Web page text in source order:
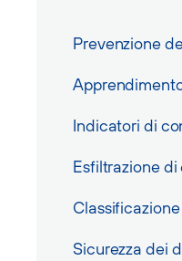
Prevenzione
Indicatori di
Esfiltrazione di
Sicurezza dei